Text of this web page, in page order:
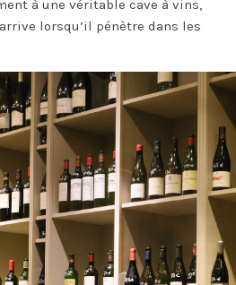
à une véritable cave à vins,
lorsqu’il pénètre dans les